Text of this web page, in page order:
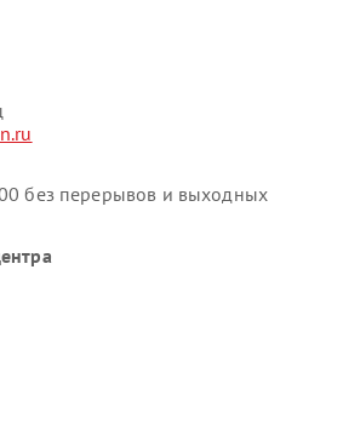
без перерывов и выходных